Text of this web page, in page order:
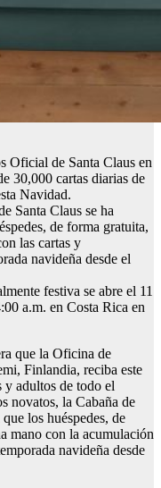
Oficial de Santa Claus en
30,000 cartas diarias de
Navidad.
Santa Claus se ha
de forma gratuita,
las cartas y
navideña desde el
festiva se abre el 11
a.m. en Costa Rica en
que la Oficina de
Finlandia, reciba este
y adultos de todo el
novatos, la Cabaña de
los huéspedes, de
mano con la acumulación
navideña desde